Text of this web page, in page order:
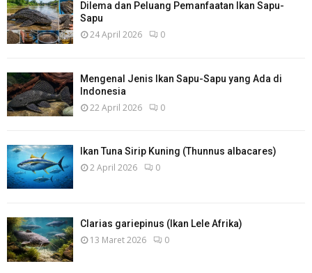
Dilema dan Peluang Pemanfaatan Ikan Sapu-
Sapu
24 April 2026 0
Mengenal Jenis Ikan Sapu-Sapu yang Ada di
Indonesia
22 April 2026 0
Ikan Tuna Sirip Kuning (Thunnus albacares)
2 April 2026 0
Clarias gariepinus (Ikan Lele Afrika)
13 Maret 2026 0